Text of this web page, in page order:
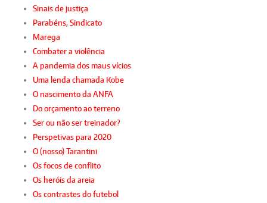
Sinais de justiça
Parabéns, Sindicato
Marega
Combater a violência
A pandemia dos maus vícios
Uma lenda chamada Kobe
O nascimento da ANFA
Do orçamento ao terreno
Ser ou não ser treinador?
Perspetivas para 2020
O (nosso) Tarantini
Os focos de conflito
Os heróis da areia
Os contrastes do futebol